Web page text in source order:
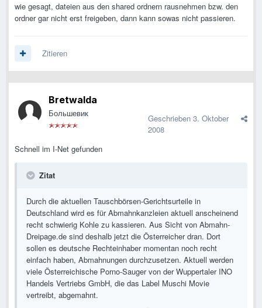
wie gesagt, dateien aus den shared ordnern rausnehmen bzw. den
ordner gar nicht erst freigeben, dann kann sowas nicht passieren.
Zitieren
Bretwalda
Большевик Geschrieben 3. Oktober
2008
Schnell im I-Net gefunden
Zitat
Durch die aktuellen Tauschbörsen-Gerichtsurteile in
Deutschland wird es für Abmahnkanzleien aktuell anscheinend
recht schwierig Kohle zu kassieren. Aus Sicht von Abmahn-
Dreipage.de sind deshalb jetzt die Österreicher dran. Dort
sollen es deutsche Rechteinhaber momentan noch recht
einfach haben, Abmahnungen durchzusetzen. Aktuell werden
viele Österreichische Porno-Sauger von der Wuppertaler INO
Handels Vertriebs GmbH, die das Label Muschi Movie
vertreibt, abgemahnt.